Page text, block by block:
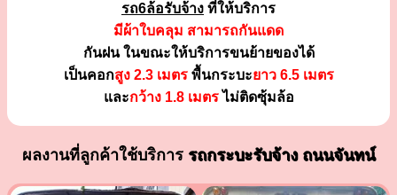
รถ6ล้อรับจ้าง ที่ให้บริการ
มีผ้าใบคลุม สามารถกันแดด
กันฝน ในขณะให้บริการขนย้ายของได้
เป็นคอกสูง 2.3 เมตรพื้นกระบะยาว 6.5 เมตร
และกว้าง 1.8 เมตรไม่ติดซุ้มล้อ
ผลงานที่ลูกค้าใช้บริการ รถกระบะรับจ้าง ถนนจันทน์